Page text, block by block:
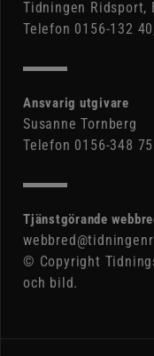
Tidningen Ridsport,
Telefon 0156-132
Ansvarig utgivare
Susanne Tornberg
Telefon 0156-348 75
Tjänstgörande
© Copyright
och bild.